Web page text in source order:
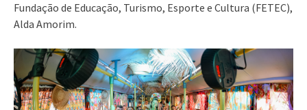
Fundação de Educação, Turismo, Esporte e Cultura (FETEC),
Alda Amorim.